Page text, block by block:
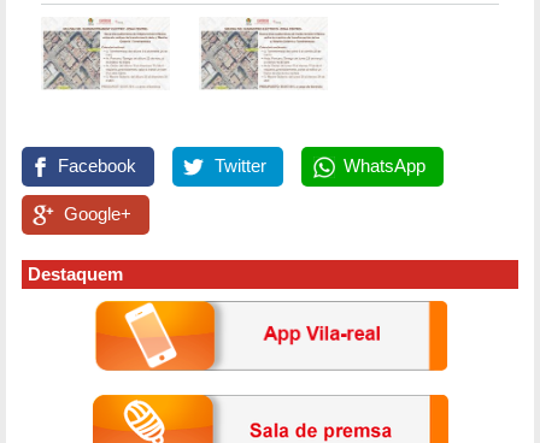
Facebook Twitter WhatsApp
Google+
Destaquem